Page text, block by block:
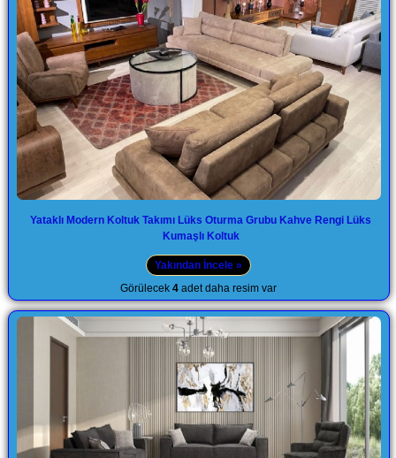
Yataklı Modern Koltuk Takımı Lüks Oturma Grubu Kahve Rengi Lüks
Kumaşlı Koltuk
Yakından İncele »
Görülecek4 adet daha resim var